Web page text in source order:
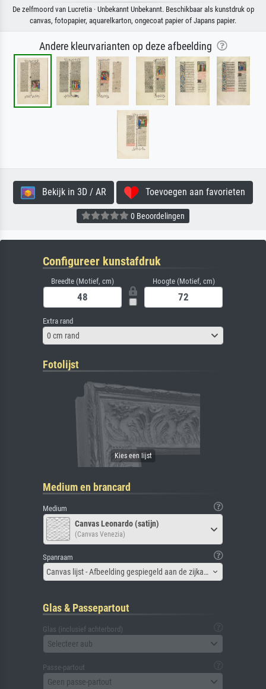
De zelfmoord van Lucretia · Unbekannt Unbekannt. Beschikbaar als kunstdruk op
canvas, fotopapier, aquarelkarton, ongecoat papier of Japans papier.
Andere kleurvarianten op deze afbeelding
Bekijk in 3D / AR Toevoegen aan favorieten
0 Beoordelingen
Configureer kunstafdruk
Breedte (Motief, cm) Hoogte (Motief, cm)
Extra rand
0 cm rand
Fotolijst
Medium en brancard
Medium
Canvas Leonardo (satijn)
(Canvas Venezia)
Spanraam
Canvas lijst - Afbeelding gespiegeld aan de zijkant
Glas & Passepartout
Glas (inclusief achterbord)
Selecteer aub
Passe-partout
Geen passe-partout